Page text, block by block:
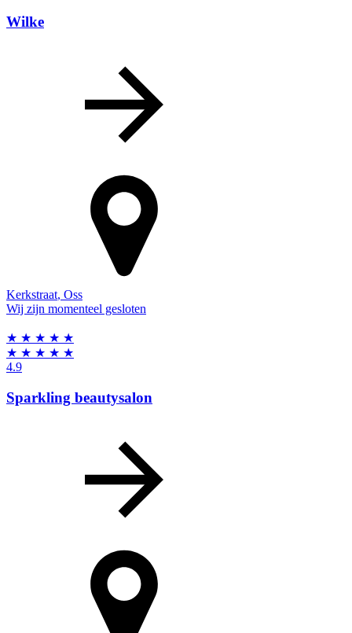
Wilke
Kerkstraat, Oss
Wij zijn momenteel gesloten
★ ★ ★ ★ ★
★ ★ ★ ★ ★
4.9
Sparkling beautysalon